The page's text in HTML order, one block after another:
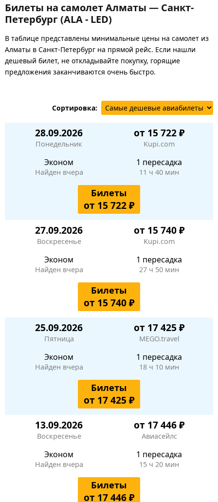
Билеты на самолет Алматы — Санкт-
Петербург (ALA - LED)
В таблице представлены минимальные цены на самолет из
Алматы в Санкт-Петербург на прямой рейс. Если нашли
дешевый билет, не откладывайте покупку, горящие
предложения заканчиваются очень быстро.
Сортировка:
28.09.2026
Понедельник
от 15 722 ₽
Kupi.com
Эконом
Найден вчера
1 пересадка
11 ч 40 мин
Билеты
от 15 722 ₽
27.09.2026
Воскресенье
от 15 740 ₽
Kupi.com
Эконом
Найден вчера
1 пересадка
27 ч 50 мин
Билеты
от 15 740 ₽
25.09.2026
Пятница
от 17 425 ₽
MEGO.travel
Эконом
Найден вчера
1 пересадка
18 ч 10 мин
Билеты
от 17 425 ₽
13.09.2026
Воскресенье
от 17 446 ₽
Авиасейлс
Эконом
Найден вчера
1 пересадка
15 ч 20 мин
Билеты
от 17 446 ₽